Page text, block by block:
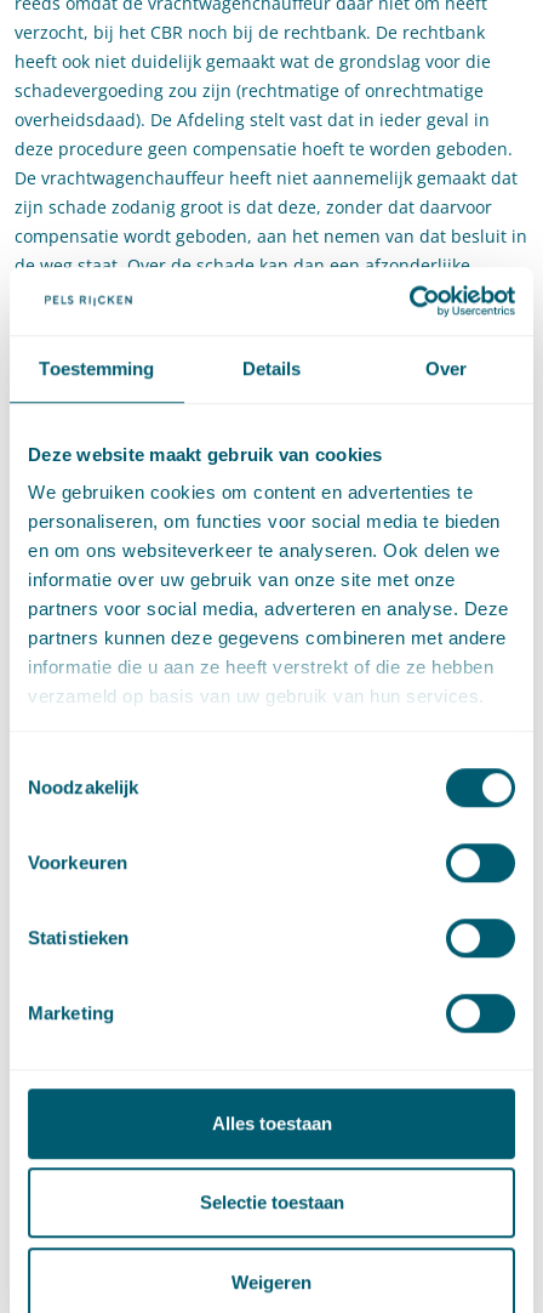
Toestemming Details Over
Deze website maakt gebruik van cookies
We gebruiken cookies om content en advertenties te
personaliseren, om functies voor social media te bieden
en om ons websiteverkeer te analyseren. Ook delen we
informatie over uw gebruik van onze site met onze
partners voor social media, adverteren en analyse. Deze
partners kunnen deze gegevens combineren met andere
informatie die u aan ze heeft verstrekt of die ze hebben
verzameld op basis van uw gebruik van hun services.
Noodzakelijk
Voorkeuren
Statistieken
Marketing
Alles toestaan
Selectie toestaan
Weigeren
verzocht, bij het CBR noch bij de rechtbank. De rechtbank
heeft ook niet duidelijk gemaakt wat de grondslag voor die
schadevergoeding zou zijn (rechtmatige of onrechtmatige
overheidsdaad). De Afdeling stelt vast dat in ieder geval in
deze procedure geen compensatie hoeft te worden geboden.
De vrachtwagenchauffeur heeft niet aannemelijk gemaakt dat
zijn schade zodanig groot is dat deze, zonder dat daarvoor
compensatie wordt geboden, aan het nemen van dat besluit in
de weg staat. Over de schade kan dan een afzonderlijke
procedure worden gevoerd.
uitspraak?
die mogelijk moet worden vergoed, die schade in principe in
een afzonderlijke procedure aan de orde moet komen. Het kan
dan gaan om een verzoekschriftprocedure als bedoeld in
artikel 8:88 van de Awb, als het schadeveroorzakende besluit
onrechtmatig is. Moet het schadeveroorzakende besluit
rechtmatig worden geacht, zoals in dit geval, waarin het
besluit in stand is gebleven bij de rechter, dan kan een
verzoek om nadeelcompensatie worden gedaan. Het op deze
wijze “doorschuiven” van de schade mag alleen niet als de
regelen. Die situatie is maar zelden aan de orde.
Deze publicatie maakte onderdeel uit van de nieuwsbrief
bestuursrechtelijke schadevergoeding november 2022.
Deel dit artikel via
Contact